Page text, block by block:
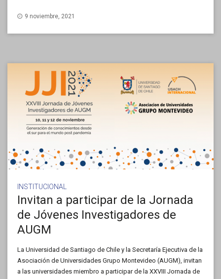
9 noviembre, 2021
INSTITUCIONAL
Invitan a participar de la Jornada
de Jóvenes Investigadores de
AUGM
La Universidad de Santiago de Chile y la Secretaría Ejecutiva de la
Asociación de Universidades Grupo Montevideo (AUGM), invitan
a las universidades miembro a participar de la XXVIII Jornada de